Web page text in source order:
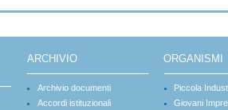
ARCHIVIO
Archivio documenti
Accordi istituzionali
ORGANISMI
Piccola
Giovani